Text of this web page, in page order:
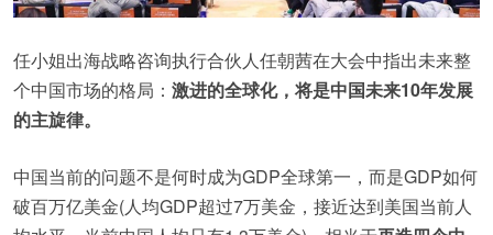
任小姐出海战略咨询执行合伙人任朝茜在大会中指出未来整
个中国市场的格局： 激进的全球化，将是中国未来10年发展
的主旋律。
中国当前的问题不是何时成为GDP全球第一，而是GDP如何
破百万亿美金(人均GDP超过7万美金，接近达到美国当前人